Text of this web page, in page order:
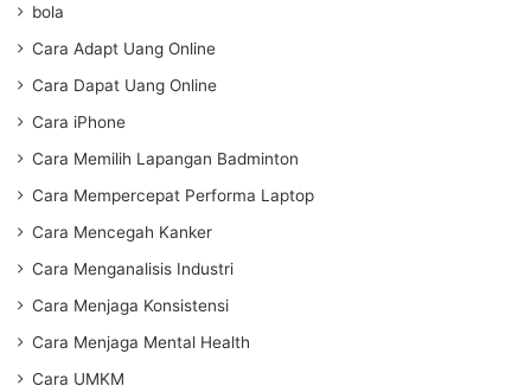
bola
Cara Adapt Uang Online
Cara Dapat Uang Online
Cara iPhone
Cara Memilih Lapangan Badminton
Cara Mempercepat Performa Laptop
Cara Mencegah Kanker
Cara Menganalisis Industri
Cara Menjaga Konsistensi
Cara Menjaga Mental Health
Cara UMKM